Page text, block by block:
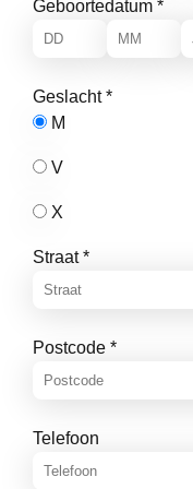
Geboortedatum *
Geslacht*
M
V
X
Straat*
Postcode *
Telefoon